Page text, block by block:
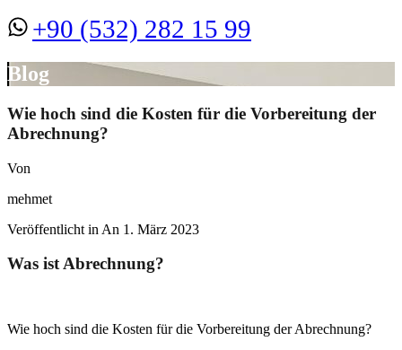
+90 (532) 282 15 99
Blog
Wie hoch sind die Kosten für die Vorbereitung der
Abrechnung?
Von
mehmet
Veröffentlicht in An 1. März 2023
Was ist Abrechnung?
Wie hoch sind die Kosten für die Vorbereitung der Abrechnung?